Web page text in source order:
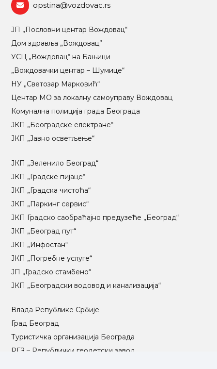
opstina@vozdovac.rs
ЈП „Пословни центар Вождовац“
Дом здравља „Вождовац”
УСЦ „Вождовац“ на Бањици
„Вождовачки центар – Шумице“
НУ „Светозар Марковић“
Центар МO за локалну самоуправу Вождовац
Комунална полиција града Београда
ЈКП „Београдске електране“
ЈКП „Јавно осветљење“
ЈКП „Зеленило Београд“
ЈКП „Градске пијаце“
ЈКП „Градска чистоћа“
ЈКП „Паркинг сервис“
ЈКП Градско саобраћајно предузеће „Београд“
ЈКП „Београд пут“
ЈКП „Инфостан“
ЈКП „Погребне услуге“
ЈП „Градско стамбено“
ЈКП „Београдски водовод и канализација“
Влада Републике Србије
Град Београд
Туристичка организација Београда
РГЗ – Републички геодетски завод